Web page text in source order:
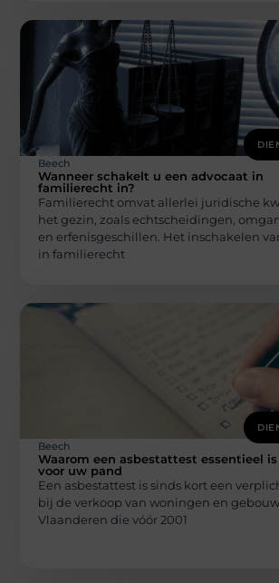
Beech
Wanneer schakelt u een advocaat in
familierecht in?
Familierecht omvat allerlei juridische
het gezin, zoals echtscheidingen,
en erfenisgeschillen. Het inschakelen
in familierecht
Beech
Waarom een asbestattest essentieel is
voor uw pand
Een asbestattest is sinds kort een
bij de verkoop van woningen en
Vlaanderen die vóór 2001